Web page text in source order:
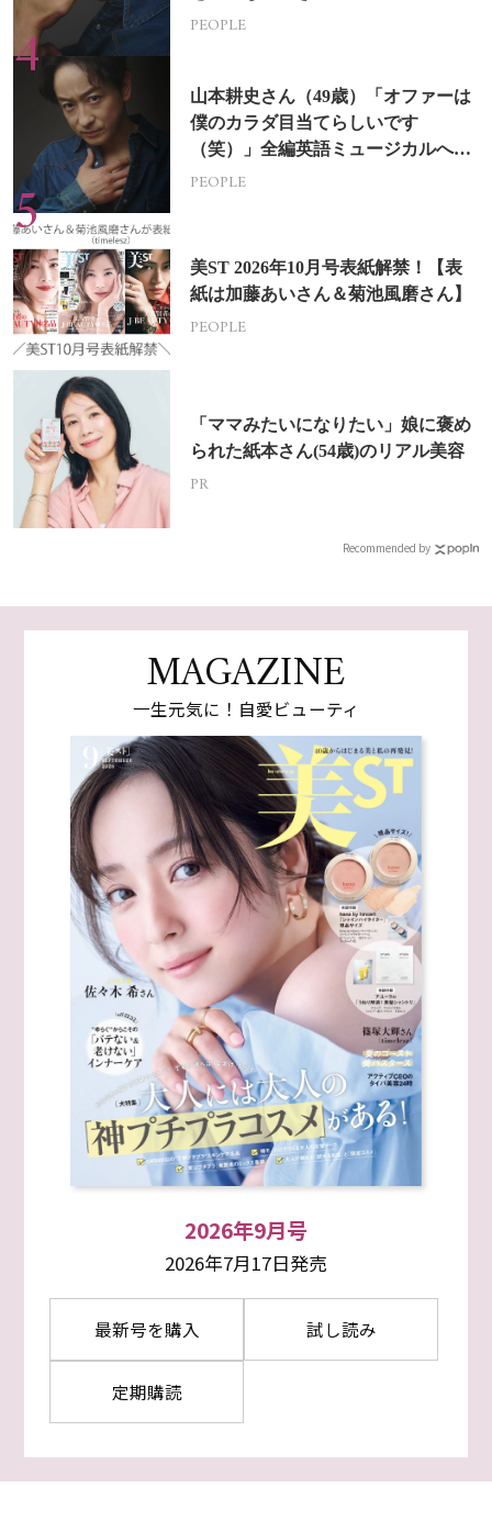
PEOPLE
山本耕史さん（49歳）「オファーは
僕のカラダ目当てらしいです
（笑）」全編英語ミュージカルへの
挑戦
PEOPLE
美ST 2026年10月号表紙解禁！【表
紙は加藤あいさん＆菊池風磨さん】
PEOPLE
「ママみたいになりたい」娘に褒め
られた紙本さん(54歳)のリアル美容
PR
Recommended by
MAGAZINE
一生元気に！自愛ビューティ
2026年9月号
2026年7月17日発売
最新号を購入 試し読み
定期購読